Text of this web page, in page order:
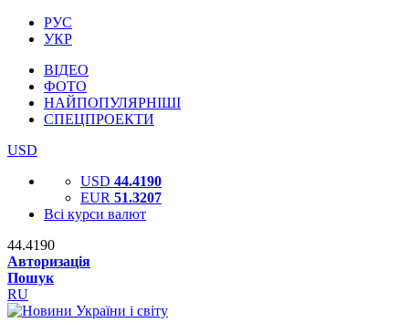
РУС
УКР
ВІДЕО
ФОТО
НАЙПОПУЛЯРНІШІ
СПЕЦПРОЕКТИ
USD
USD 44.4190
EUR 51.3207
Всі курси валют
44.4190
Авторизація
Пошук
RU